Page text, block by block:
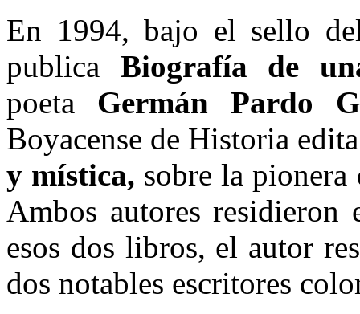
En 1994, bajo el sello
publica Biografía de
poeta Germán Pardo
Boyacense de Historia
y mística, sobre la
Ambos autores
esos dos libros, el autor
dos notables escritores